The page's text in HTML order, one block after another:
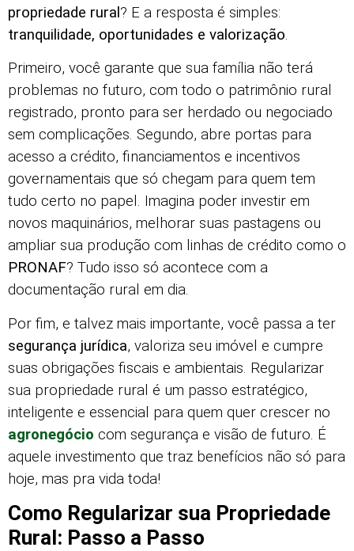
propriedade rural ? E a resposta é simples:
tranquilidade, oportunidades e valorização.
Primeiro, você garante que sua família não terá
problemas no futuro, com todo o patrimônio rural
registrado, pronto para ser herdado ou negociado
sem complicações. Segundo, abre portas para
acesso a crédito, financiamentos e incentivos
governamentais que só chegam para quem tem
tudo certo no papel. Imagina poder investir em
novos maquinários, melhorar suas pastagens ou
ampliar sua produção com linhas de crédito como o
PRONAF? Tudo isso só acontece com a
documentação rural em dia.
Por fim, e talvez mais importante, você passa a ter
segurança jurídica, valoriza seu imóvel e cumpre
suas obrigações fiscais e ambientais. Regularizar
sua propriedade rural é um passo estratégico,
inteligente e essencial para quem quer crescer no
agronegócio com segurança e visão de futuro. É
aquele investimento que traz benefícios não só para
hoje, mas pra vida toda!
Como Regularizar sua Propriedade
Rural: Passo a Passo